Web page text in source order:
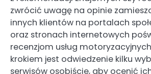
zwrócić uwagę na opinie
innych klientów na portalach
oraz stronach internetowych
recenzjom usług
krokiem jest odwiedzenie kilku
serwisów osobiście, aby ocenić